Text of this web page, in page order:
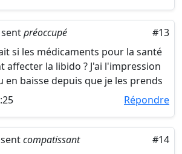
préoccupé
#13
si les médicaments pour la santé
affecter la libido ? J'ai l'impression
en baisse depuis que je les prends
Répondre
compatissant
#14